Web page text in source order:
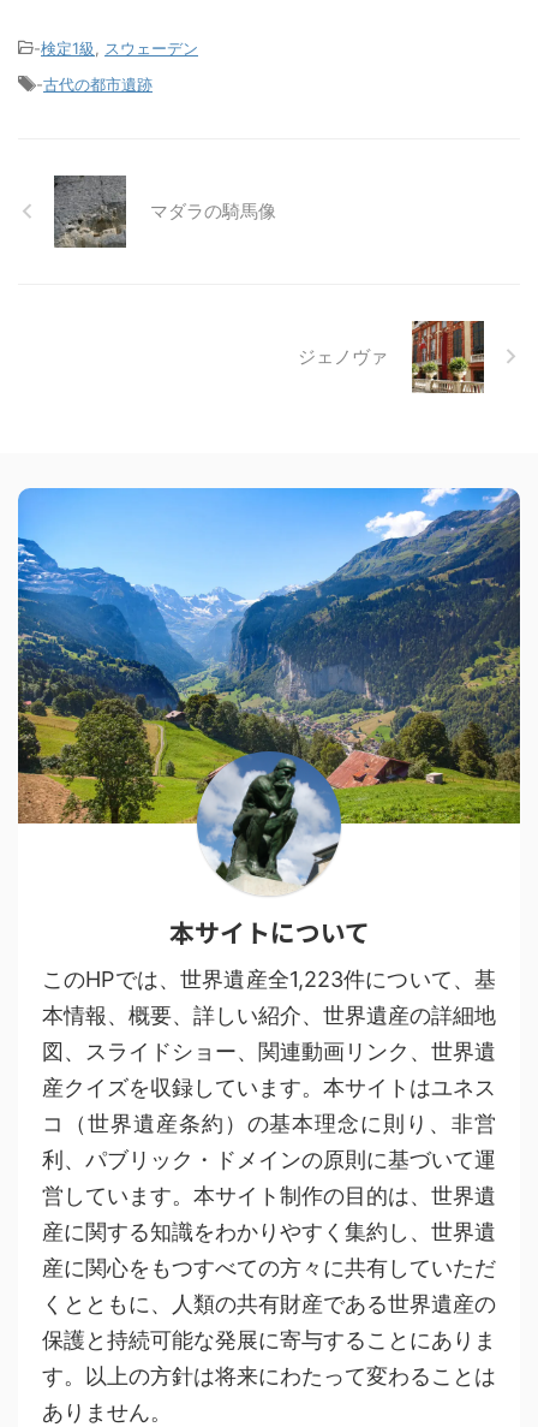
-検定1級
スウェーデン
-古代の都市遺跡
マダラの騎馬像
ジェノヴァ
本サイトについて
このHPでは、世界遺産全1,223件について、基
本情報、概要、詳しい紹介、世界遺産の詳細地
図、スライドショー、関連動画リンク、世界遺
産クイズを収録しています。本サイトはユネス
コ（世界遺産条約）の基本理念に則り、非営
利、パブリック・ドメインの原則に基づいて運
営しています。本サイト制作の目的は、世界遺
産に関する知識をわかりやすく集約し、世界遺
産に関心をもつすべての方々に共有していただ
くとともに、人類の共有財産である世界遺産の
保護と持続可能な発展に寄与することにありま
す。以上の方針は将来にわたって変わることは
ありません。